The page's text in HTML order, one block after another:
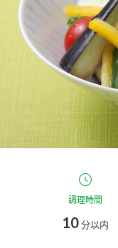
お酢ドリンク
みりん風・料
つゆ
スープ
ブランド・スペシャ
ブランド・スペシ
商品ブランドサイト
Fibee（ファイビー
くらしプラ酢
お酢ドリンク
企業情報
国内事業概要
企業理念
ミツカンを知る
環境へ
調理時間
10分以内